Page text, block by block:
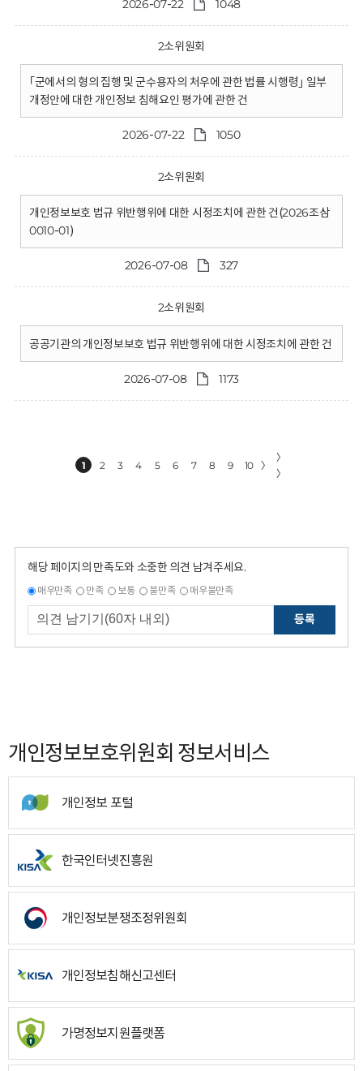
2026-07-22 1048
2소위원회
｢군에서의 형의 집행 및 군수용자의 처우에 관한 법률 시행령｣ 일부
개정안에 대한 개인정보 침해요인 평가에 관한 건
2026-07-22 1050
2소위원회
개인정보보호 법규 위반행위에 대한 시정조치에 관한 건(2026조삼
0010-01)
2026-07-08 327
2소위원회
공공기관의 개인정보보호 법규 위반행위에 대한 시정조치에 관한 건
2026-07-08 1173
1 2 3 4 5 6 7 8 9 10 〉
〉
〉
해당 페이지의 만족도와 소중한 의견 남겨주세요.
매우만족 만족 보통 불만족 매우불만족
등록
개인정보보호위원회 정보서비스
개인정보 포털
한국인터넷진흥원
개인정보분쟁조정위원회
개인정보침해신고센터
가명정보지원플랫폼